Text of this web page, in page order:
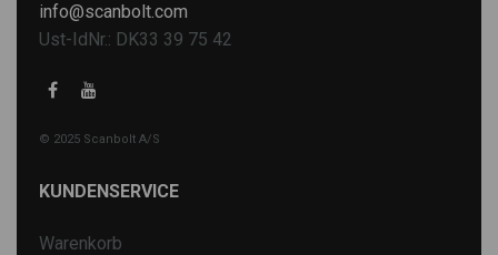
info@scanbolt.com
Ust-IdNr.: DK33 39 75 42
© 2025 Scanbolt A/S
KUNDENSERVICE
Warenkorb